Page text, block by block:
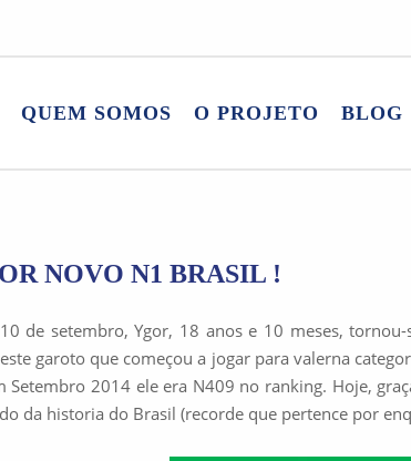
QUEM SOMOS O PROJETO BLOG
NOVO N1 BRASIL !
de setembro, Ygor, 18 anos e 10 meses,
garoto que começou a jogar para valerna
Setembro 2014 ele era N409 no ranking. Hoje,
da historia do Brasil (recorde que pertence por